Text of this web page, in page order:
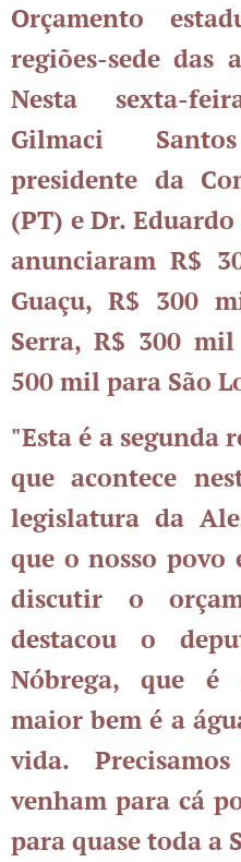
Orçamento
regiões-sede das
Nesta sexta-
Gilmaci
presidente da
(PT) e Dr.
anunciaram R$
Guaçu, R$ 300
Serra, R$ 300
500 mil para São
"Esta é a segunda
que acontece
legislatura da
que o nosso povo
discutir o
destacou o
Nóbrega, que é
maior bem é a
vida.
venham para cá
para quase toda a